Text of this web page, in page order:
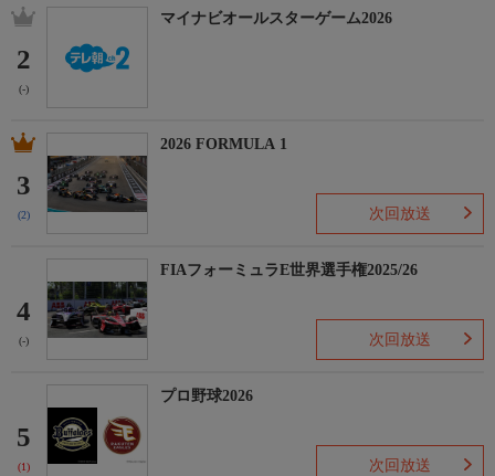
2
(-)
マイナビオールスターゲーム2026
3
(2)
2026 FORMULA 1
次回放送
4
(-)
FIAフォーミュラE世界選手権2025/26
次回放送
5
(1)
プロ野球2026
次回放送